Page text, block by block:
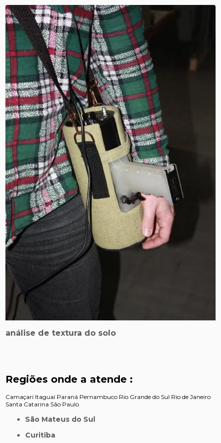
análise de textura do solo
Regiões onde a atende :
Camaçari Itaguaí Paraná Pernambuco Rio Grande do Sul Rio de Janeiro
Santa Catarina São Paulo
São Mateus do Sul
Curitiba